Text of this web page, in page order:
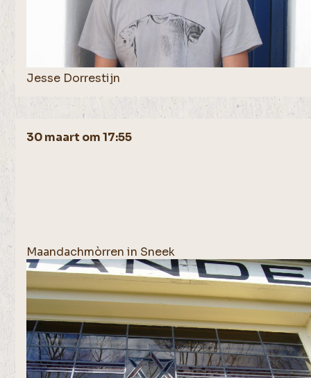
Jesse Dorrestijn
30 maart om 17:55
Maandachmòrren in Sneek